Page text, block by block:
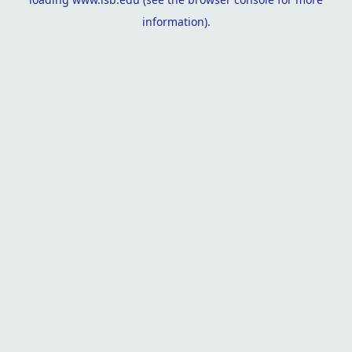
information).